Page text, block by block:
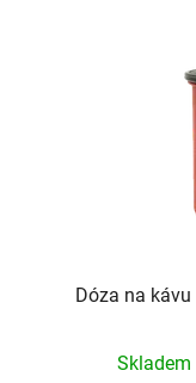
Dóza na kávu
Skladem